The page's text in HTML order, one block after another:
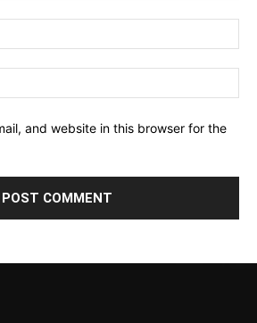
and website in this browser for the